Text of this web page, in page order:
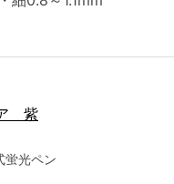
紫
蛍光ペン